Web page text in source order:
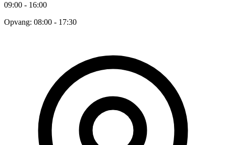
09:00 - 16:00
Opvang: 08:00 - 17:30